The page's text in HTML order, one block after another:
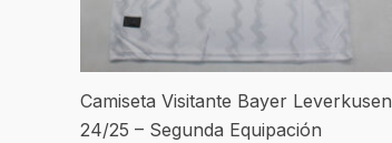
Camiseta Visitante Bayer Leverkusen
24/25 – Segunda Equipación